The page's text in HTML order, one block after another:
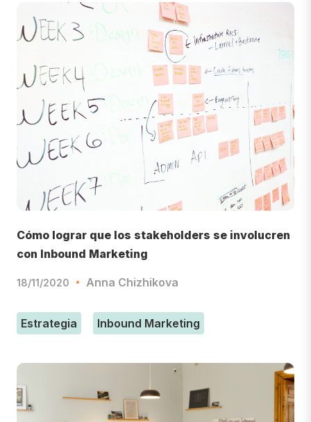
Cómo lograr que los stakeholders se involucren
con Inbound Marketing
18/11/2020 Anna Chizhikova
Estrategia Inbound Marketing